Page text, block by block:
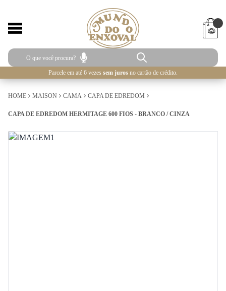
Parcele em até 6 vezes sem juros no cartão de crédito.
HOME MAISON CAMA CAPA DE EDREDOM
CAPA DE EDREDOM HERMITAGE 600 FIOS - BRANCO / CINZA